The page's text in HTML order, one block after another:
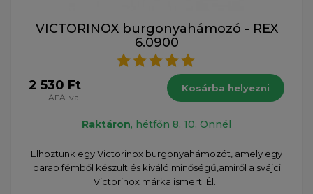
VICTORINOX burgonyahámozó - REX
6.0900
2 530 Ft
ÁFÁ-val
Kosárba helyezni
Raktáron, hétfőn 8. 10. Önnél
​Elhoztunk egy Victorinox burgonyahámozót, amely egy
darab fémből készült és kiváló minőségű,amiről a svájci
Victorinox márka ismert. Él...